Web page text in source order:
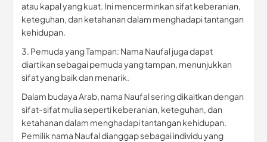
atau kapal yang kuat. Ini mencerminkan sifat keberanian,
keteguhan, dan ketahanan dalam menghadapi tantangan
kehidupan.
3. Pemuda yang Tampan: Nama Naufal juga dapat
diartikan sebagai pemuda yang tampan, menunjukkan
sifat yang baik dan menarik.
Dalam budaya Arab, nama Naufal sering dikaitkan dengan
sifat-sifat mulia seperti keberanian, keteguhan, dan
ketahanan dalam menghadapi tantangan kehidupan.
Pemilik nama Naufal dianggap sebagai individu yang